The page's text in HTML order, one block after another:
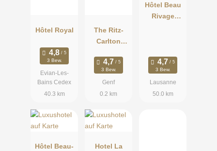
Hôtel Royal
3 Bew.
Evian-Les-
Bains Cedex
40.3 km
The Ritz-
Carlton
Paix
3 Bew.
Genf
0.2 km
Hôtel Beau
Rivage
3 Bew.
Lausanne
50.0 km
Hôtel Beau-
Hotel La